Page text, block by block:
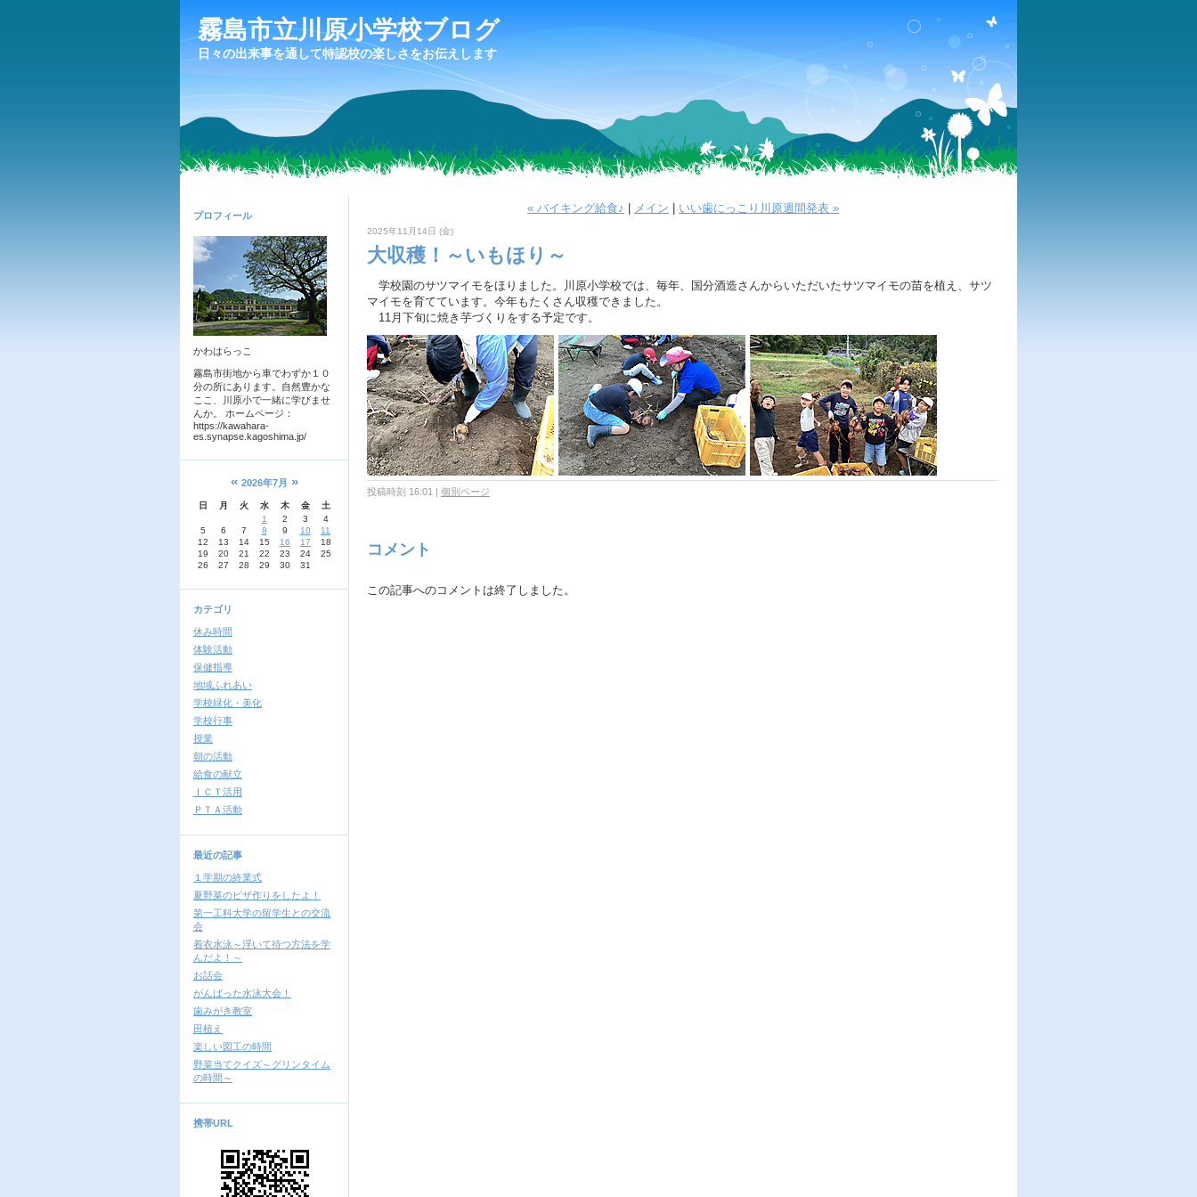
霧島市立川原小学校ブログ
日々の出来事を通して特認校の楽しさをお伝えします
プロフィール
かわはらっこ
霧島市街地から車でわずか１０
分の所にあります。自然豊かな
ここ、川原小で一緒に学びませ
んか。 ホームページ：
https://kawahara-
es.synapse.kagoshima.jp/
« 2026年7月 »
日 月 火 水 木 金
土
1
2 3
4
5
6 7 8 9 10
11
12
13 14 15 16 17
18
19
20 21 22 23 24
25
26
27 28 29 30 31
カテゴリ
休み時間
体験活動
保健指導
地域ふれあい
学校緑化・美化
学校行事
授業
朝の活動
給食の献立
ＩＣＴ活用
ＰＴＡ活動
最近の記事
１学期の終業式
夏野菜のピザ作りをしたよ！
第一工科大学の留学生との交流
会
着衣水泳～浮いて待つ方法を学
んだよ！～
お話会
がんばった水泳大会！
歯みがき教室
田植え
楽しい図工の時間
野菜当てクイズ～グリンタイム
の時間～
携帯URL
« バイキング給食♪ メイン いい歯にっこり川原週間発表 »
2025年11月14日 (金)
大収穫！～いもほり～
学校園のサツマイモをほりました。川原小学校では、毎年、国分酒造さんからいただいたサツマイモの苗を植え、サツ
マイモを育てています。今年もたくさん収穫できました。
11月下旬に焼き芋づくりをする予定です。
投稿時刻 16:01 | 個別ページ
コメント
この記事へのコメントは終了しました。